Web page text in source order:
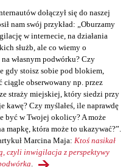
dołączył się do naszej
nam swój przykład: „Oburzamy
w internecie, na działania
służb, ale co wiemy o
własnym podwórku? Czy
gdy stoisz sobie pod blokiem,
ciągle obserwowany np. przez
straży miejskiej, który siedzi przy
kawę? Czy myślałeś, ile naprawdę
być w Twojej okolicy? A może
mapkę, która może to ukazywać?”.
Marcina Maja: Ktoś nasikał
czyli inwigilacja z perspektywy
.